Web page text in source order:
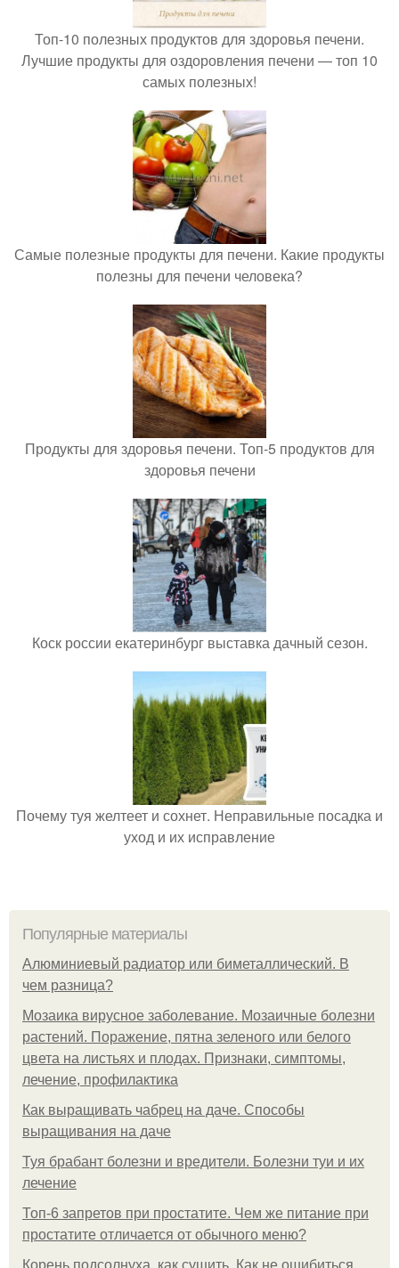
Топ-10 полезных продуктов для здоровья печени.
Лучшие продукты для оздоровления печени — топ 10
самых полезных!
Самые полезные продукты для печени. Какие продукты
полезны для печени человека?
Продукты для здоровья печени. Топ-5 продуктов для
здоровья печени
Коск россии екатеринбург выставка дачный сезон.
Почему туя желтеет и сохнет. Неправильные посадка и
уход и их исправление
Популярные материалы
Алюминиевый радиатор или биметаллический. В
чем разница?
Мозаика вирусное заболевание. Мозаичные болезни
растений. Поражение, пятна зеленого или белого
цвета на листьях и плодах. Признаки, симптомы,
лечение, профилактика
Как выращивать чабрец на даче. Способы
выращивания на даче
Туя брабант болезни и вредители. Болезни туи и их
лечение
Топ-6 запретов при простатите. Чем же питание при
простатите отличается от обычного меню?
Корень подсолнуха, как сушить. Как не ошибиться